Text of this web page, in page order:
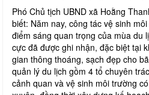
Phó Chủ tịch UBND xã Hoằng
biết: Năm nay, công tác vệ sinh
điểm sáng quan trọng của mùa du
cực đã được ghi nhận, đặc biệt tại
gian thông thoáng, sạch đẹp cho
quản lý du lịch gồm 4 tổ chuyên
cảnh quan và vệ sinh môi trường